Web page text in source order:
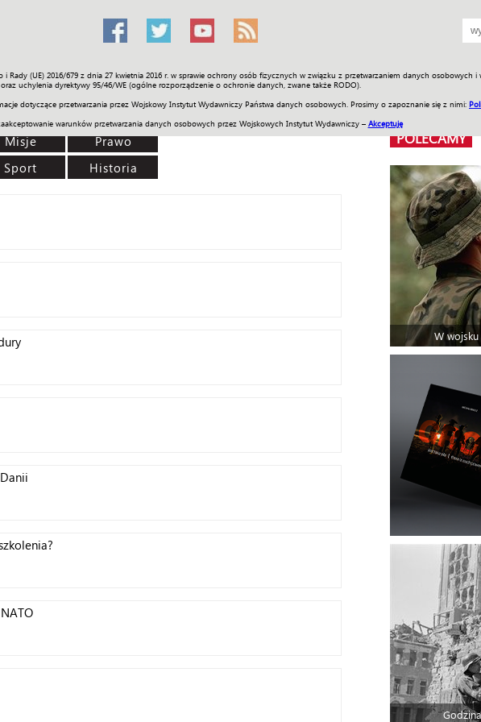
Rady (UE) 2016/679 z dnia 27 kwietnia 2016 r. w sprawie ochrony osób fizycznych w związku z przetwarzaniem danych osobowych
oraz uchylenia dyrektywy 95/46/WE (ogólne rozporządzenie o ochronie danych, zwane także RODO).
dotyczące przetwarzania przez Wojskowy Instytut Wydawniczy Państwa danych osobowych. Prosimy o zapoznanie się z nimi:
warunków przetwarzania danych osobowych przez Wojskowych Instytut Wydawniczy – Akceptuję
Świat Społeczność Sport Historia Galerie Wideo ENGLISH SKLEP
Misje
Prawo
Sport
Historia
POLECAMY
W